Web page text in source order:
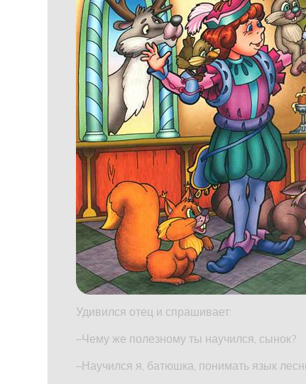
Удивился отец и спрашивает:
–Чему же полезному ты научился, сынок?
–Научился я, батюшка, понимать язык